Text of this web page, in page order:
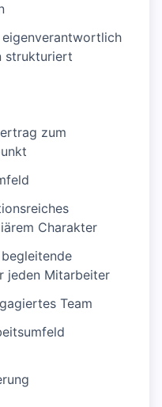
eigenverantwortlich
strukturiert
zum
Charakter
jeden Mitarbeiter
Team